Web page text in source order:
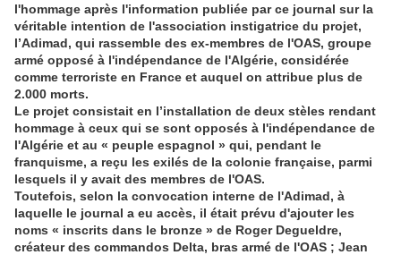
l'hommage après l'information publiée par ce journal sur la
véritable intention de l'association instigatrice du projet,
l’Adimad, qui rassemble des ex-membres de l'OAS, groupe
armé opposé à l'indépendance de l'Algérie, considérée
comme terroriste en France et auquel on attribue plus de
2.000 morts.
Le projet consistait en l’installation de deux stèles rendant
hommage à ceux qui se sont opposés à l'indépendance de
l'Algérie et au « peuple espagnol » qui, pendant le
franquisme, a reçu les exilés de la colonie française, parmi
lesquels il y avait des membres de l'OAS.
Toutefois, selon la convocation interne de l'Adimad, à
laquelle le journal a eu accès, il était prévu d'ajouter les
noms « inscrits dans le bronze » de Roger Degueldre,
créateur des commandos Delta, bras armé de l'OAS ; Jean